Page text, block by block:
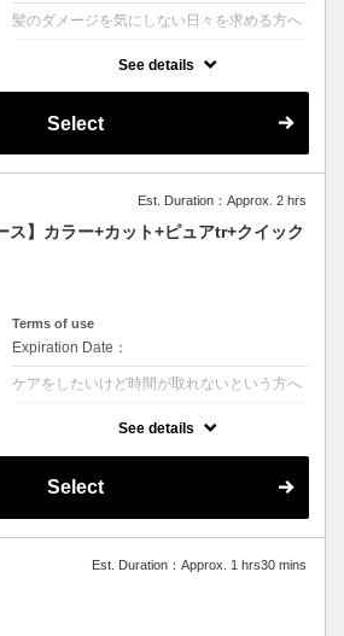
髪のダメージを気にしない日々を求める方へ
養を入れる3段階集中トリートメント艶とま
とまりのある髪へ導きます
See details
Select
Est. Duration：Approx. 2 hrs
ス】カラー+カット+ピュアtr+クイック
Terms of use
Expiration Date：
ケアをしたいけど時間が取れないという方へ
ないお客様・お時間があまりないお客様オス
スメのメニューです２種類のトリートメント
で保湿を行います
See details
Select
Est. Duration：Approx. 1 hrs30 mins